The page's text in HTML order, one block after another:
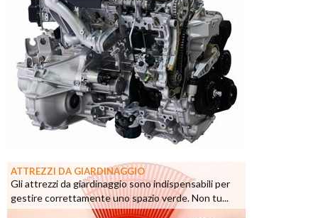
ATTREZZI DA GIARDINAGGIO
Gli attrezzi da giardinaggio sono indispensabili per
gestire correttamente uno spazio verde. Non tu...